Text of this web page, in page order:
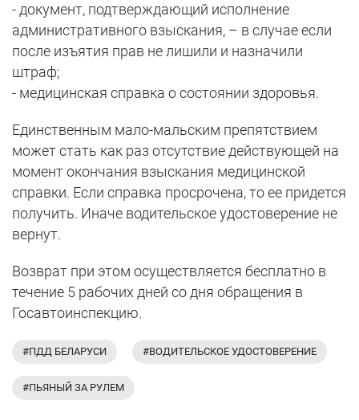
- документ, подтверждающий исполнение
административного взыскания, – в случае если
после изъятия прав не лишили и назначили
штраф;
- медицинская справка о состоянии здоровья.
Единственным мало-мальским препятствием
может стать как раз отсутствие действующей на
момент окончания взыскания медицинской
справки. Если справка просрочена, то ее придется
получить. Иначе водительское удостоверение не
вернут.
Возврат при этом осуществляется бесплатно в
течение 5 рабочих дней со дня обращения в
Госавтоинспекцию.
#ПДД БЕЛАРУСИ #ВОДИТЕЛЬСКОЕ УДОСТОВЕРЕНИЕ
#ПЬЯНЫЙ ЗА РУЛЕМ